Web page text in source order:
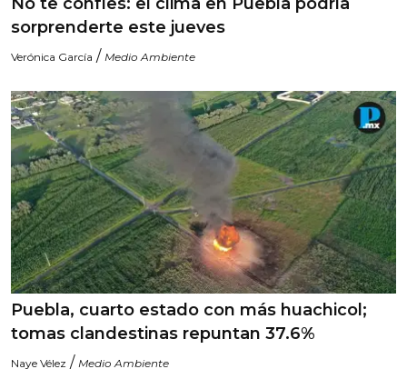
sorprenderte este jueves
Verónica García / Medio Ambiente
Puebla, cuarto estado con más huachicol;
tomas clandestinas repuntan 37.6%
Naye Vélez / Medio Ambiente